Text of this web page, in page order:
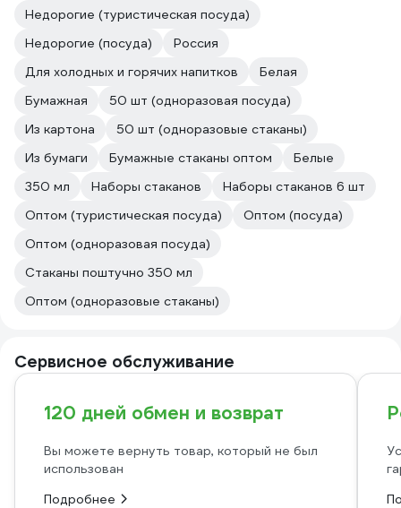
Недорогие (туристическая посуда)
Недорогие (посуда)
Россия
Для холодных и горячих напитков
Белая
Бумажная
50 шт (одноразовая посуда)
Из картона
50 шт (одноразовые стаканы)
Из бумаги
Бумажные стаканы оптом
Белые
350 мл
Наборы стаканов
Наборы стаканов 6 шт
Оптом (туристическая посуда)
Оптом (посуда)
Оптом (одноразовая посуда)
Стаканы поштучно 350 мл
Оптом (одноразовые стаканы)
Сервисное обслуживание
120 дней обмен и возврат
Вы можете вернуть товар, который не был
использован
Подробнее